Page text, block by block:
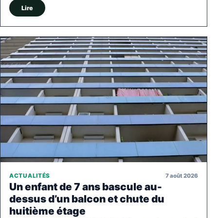
Lire
ACTUALITÉS 7 août 2026
Un enfant de 7 ans bascule au-
dessus d’un balcon et chute du
huitième étage